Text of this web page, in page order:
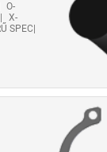
O-
X-
SPEC